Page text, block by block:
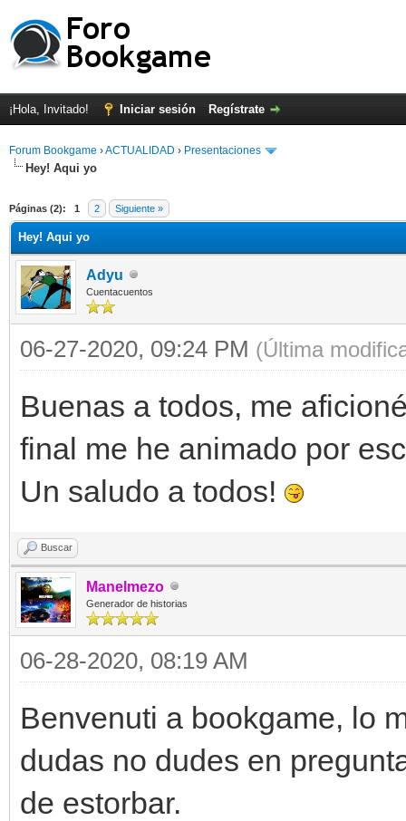
¡Hola, Invitado! Iniciar sesión Regístrate
Forum Bookgame ›ACTUALIDAD › Presentaciones
Hey! Aqui yo
Páginas (2): 1 2 Siguiente »
Hey! Aqui yo
Adyu
Cuentacuentos
06-27-2020, 09:24 PM (Última
Buenas a todos, me
final me he animado por
Un saludo a todos!
Buscar
Manelmezo
Generador de historias
06-28-2020, 08:19 AM
Benvenuti a bookgame, lo
dudas no dudes en
de estorbar.